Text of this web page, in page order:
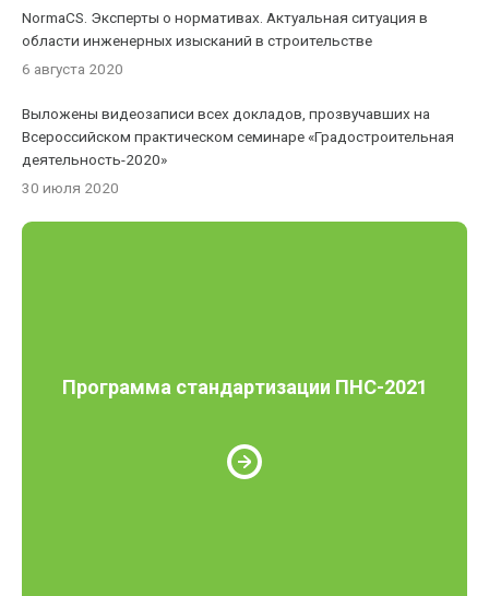
NormaCS. Эксперты о нормативах. Актуальная ситуация в
области инженерных изысканий в строительстве
6 августа 2020
Выложены видеозаписи всех докладов, прозвучавших на
Всероссийском практическом семинаре «Градостроительная
деятельность-2020»
30 июля 2020
Программа стандартизации ПНС-2021